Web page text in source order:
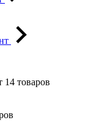
14 товаров